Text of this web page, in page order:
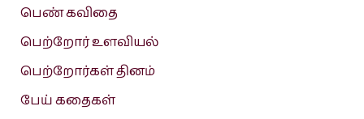
பெண் கவிதை
பெற்றோர் உளவியல்
பெற்றோர்கள் தினம்
பேய் கதைகள்